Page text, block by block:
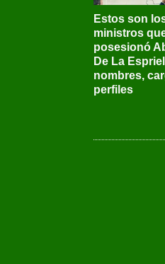
Estos son
ministros
posesionó
De La
nombres,
perfiles